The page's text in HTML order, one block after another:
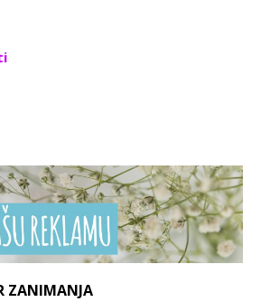
ZANIMANJA